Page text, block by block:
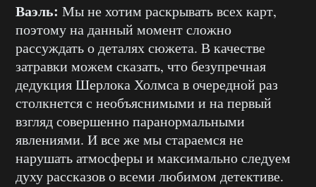
Ваэль: Мы не хотим раскрывать всех карт,
поэтому на данный момент сложно
рассуждать о деталях сюжета. В качестве
затравки можем сказать, что безупречная
дедукция Шерлока Холмса в очередной раз
столкнется с необъяснимыми и на первый
взгляд совершенно паранормальными
явлениями. И все же мы стараемся не
нарушать атмосферы и максимально следуем
духу рассказов о всеми любимом детективе.